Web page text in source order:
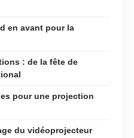
en avant pour la
: de la fête de
pour une projection
du vidéoprojecteur